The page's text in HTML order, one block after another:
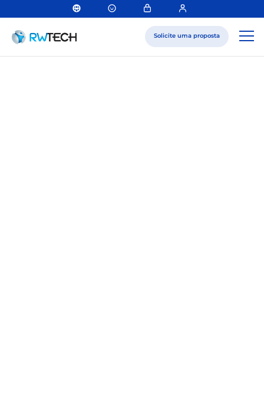
Solicite uma proposta